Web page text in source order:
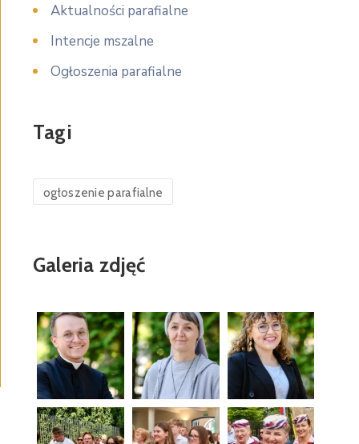
Aktualności parafialne
Intencje mszalne
Ogłoszenia parafialne
Tagi
ogłoszenie parafialne
Galeria zdjęć